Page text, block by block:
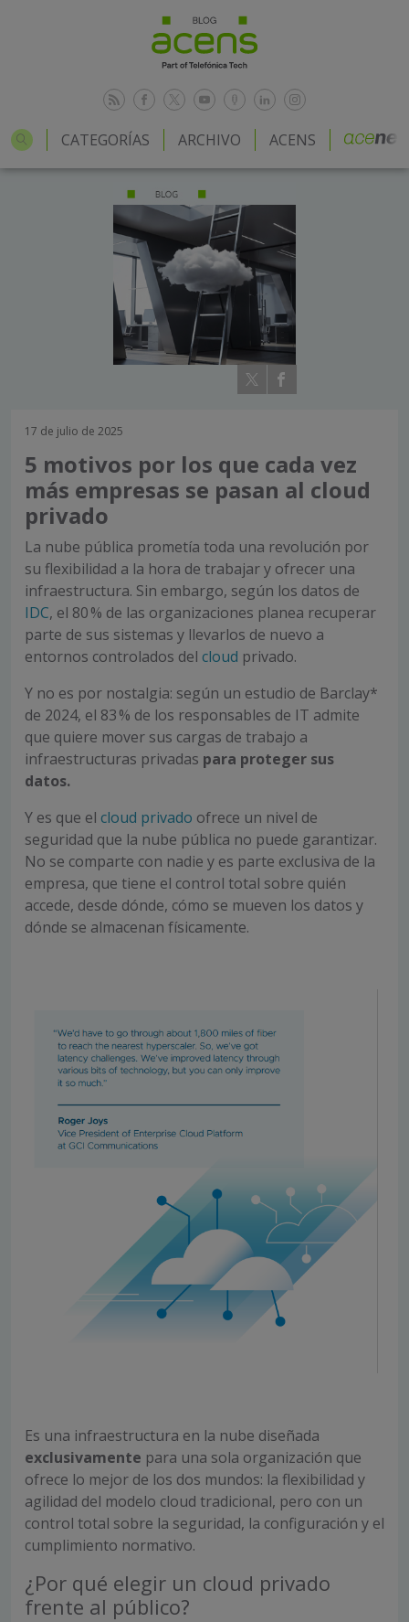
CATEGORÍAS ARCHIVO ACENS
17 de julio de 2025
5 motivos por los que cada vez
más empresas se pasan al cloud
privado
La nube pública prometía toda una revolución por
su flexibilidad a la hora de trabajar y ofrecer una
infraestructura. Sin embargo, según los datos de
IDC, el 80 % de las organizaciones planea recuperar
parte de sus sistemas y llevarlos de nuevo a
entornos controlados del cloud privado.
Y no es por nostalgia: según un estudio de Barclay*
de 2024, el 83 % de los responsables de IT admite
que quiere mover sus cargas de trabajo a
infraestructuras privadas para proteger sus
datos.
Y es que el cloud privado ofrece un nivel de
seguridad que la nube pública no puede garantizar.
No se comparte con nadie y es parte exclusiva de la
empresa, que tiene el control total sobre quién
accede, desde dónde, cómo se mueven los datos y
dónde se almacenan físicamente.
Es una infraestructura en la nube diseñada
exclusivamente para una sola organización que
ofrece lo mejor de los dos mundos: la flexibilidad y
agilidad del modelo cloud tradicional, pero con un
control total sobre la seguridad, la configuración y el
cumplimiento normativo.
¿Por qué elegir un cloud privado
frente al público?